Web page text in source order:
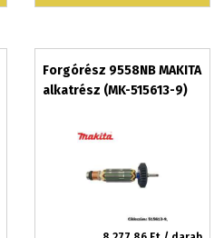
Forgórész 9558NB MAKITA
alkatrész (MK-515613-9)